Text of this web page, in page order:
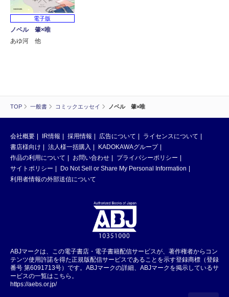
TOP 一般書 コミックエッセイ ノベル 肇×唯
電子版
ノベル 肇×唯
あゆ河 他
会社概要 IR情報 採用情報 広告について
ライセンスについて
書店様向け
法人様一括購入
KADOKAWAグループ
作品の利用について
お問い合わせ
プライバシーポリシー
サイトポリシー
Do Not Sell or Share My Personal Information
利用者情報の外部送信について
ABJマークは、この電子書店・電子書籍配信サービスが、著作権者からコン
テンツ使用許諾を得た正規版配信サービスであることを示す登録商標（登録
番号 第6091713号）です。ABJマークの詳細、ABJマークを掲示しているサ
ービスの一覧はこちら。
https://aebs.or.jp/